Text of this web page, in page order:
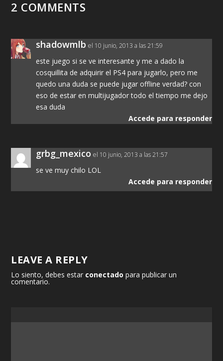
2 COMMENTS
shadowmlb el 10 junio, 2013 a las 21:59
este juego si se ve interesante y me a dado la
cosquillita de adquirir el PS4 para jugarlo, pero me
quedo una duda se puede jugar offline verdad? con
eso de estar en multijugador todo el tiempo me dejo
esa duda
Accede para responder
grbg_mexico el 10 junio, 2013 a las 21:57
se ve muy chilo LOL
Accede para responder
LEAVE A REPLY
Lo siento, debes estar conectado para publicar un
comentario.